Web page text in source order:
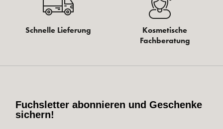
Schnelle Lieferung
Kosmetische
Fachberatung
Fuchsletter abonnieren und Geschenke
sichern!